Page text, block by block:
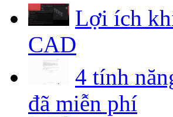
Lợi ích
CAD
4 tính
đã miễn phí